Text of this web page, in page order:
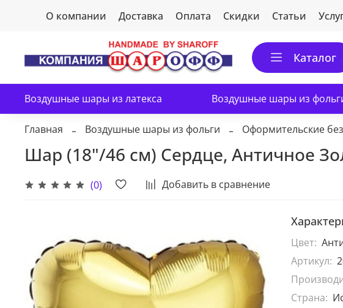
О компании Доставка Оплата Скидки Статьи
Каталог
Воздушные шары из латекса Воздушные шары из
Главная Воздушные шары из фольги Оформительские
Шар (18"/46 см) Сердце, Античное
(0) Добавить в сравнение
Цвет:
Артикул:
Страна: